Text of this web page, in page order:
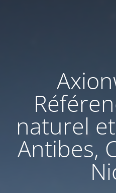
naturel
Antibes,